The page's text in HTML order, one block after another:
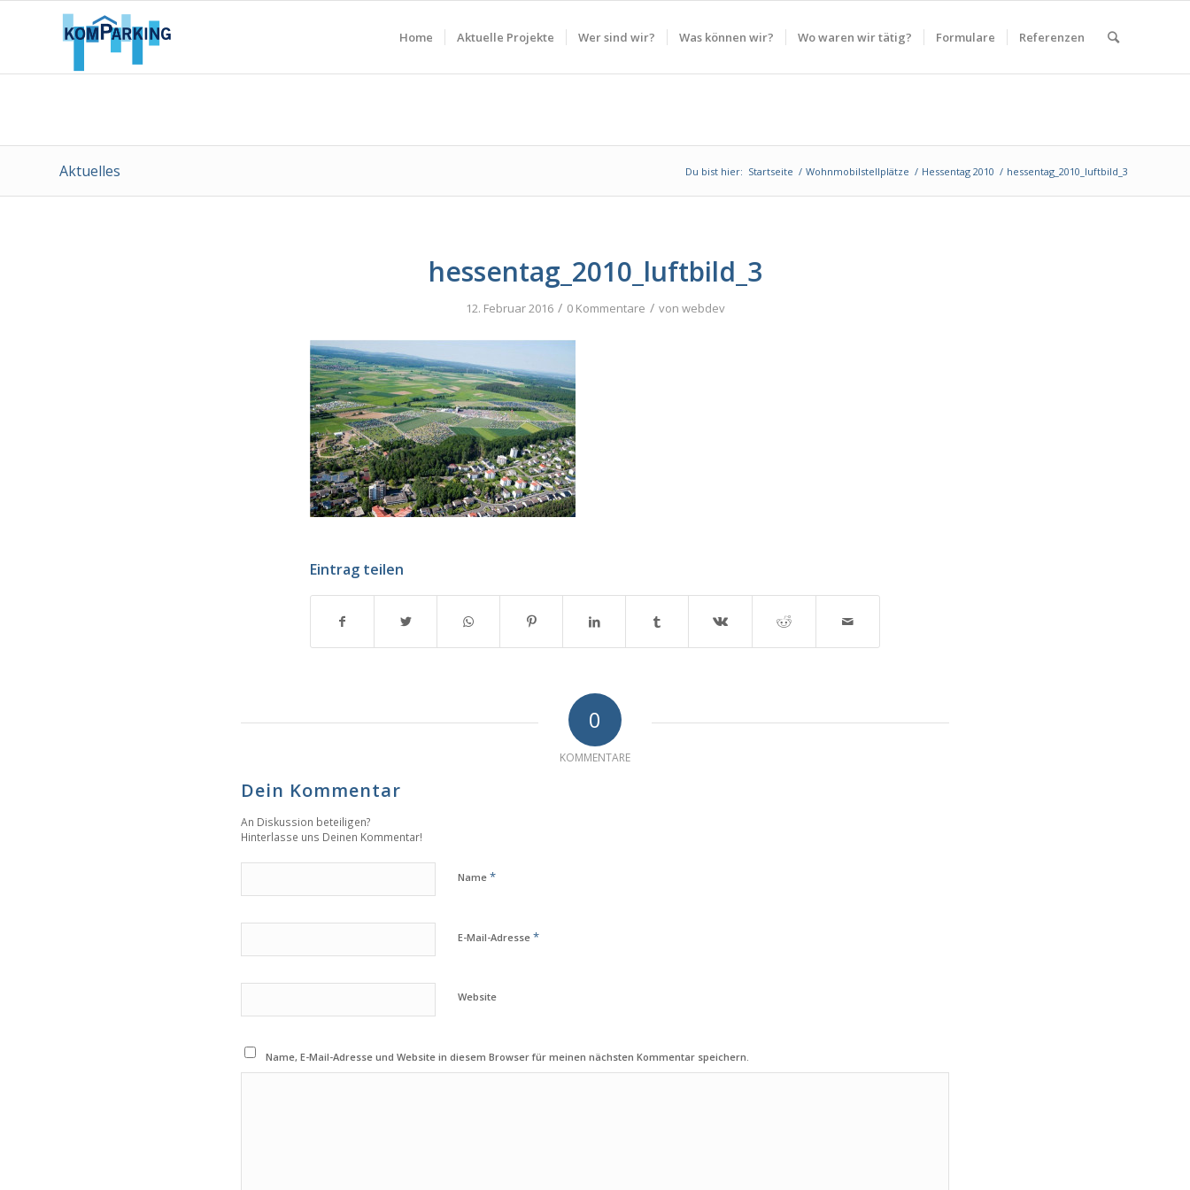
Home Aktuelle Projekte Wer sind wir? Was können wir? Wo waren wir tätig? Formulare Referenzen
Aktuelles Du bist hier: Startseite / Wohnmobilstellplätze / Hessentag 2010 / hessentag_2010_luftbild_3
hessentag_2010_luftbild_3
12. Februar 2016 / 0 Kommentare / von webdev
Eintrag teilen
0
KOMMENTARE
Dein Kommentar
An Diskussion beteiligen?
Hinterlasse uns Deinen Kommentar!
Name *
E-Mail-Adresse *
Website
Name, E-Mail-Adresse und Website in diesem Browser für meinen nächsten Kommentar speichern.